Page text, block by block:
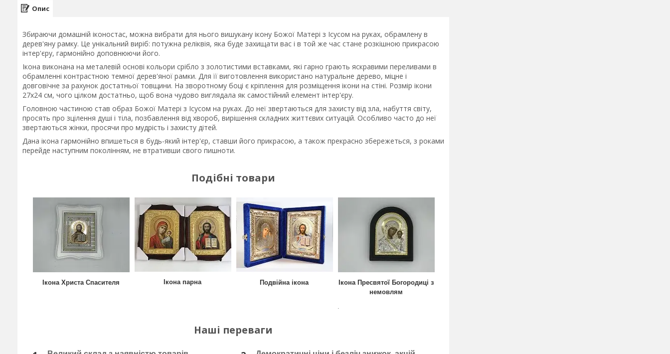
Опис
Збираючи домашній іконостас, можна вибрати для нього вишукану ікону Божої Матері з Ісусом на руках, обрамлену в
дерев'яну рамку. Це унікальний виріб: потужна реліквія, яка буде захищати вас і в той же час стане розкішною прикрасою
інтер'єру, гармонійно доповнюючи його.
Ікона виконана на металевій основі кольори срібло з золотистими вставками, які гарно грають яскравими переливами в
обрамленні контрастною темної дерев'яної рамки. Для її виготовлення використано натуральне дерево, міцне і
довговічне за рахунок достатньої товщини. На зворотному боці є кріплення для розміщення ікони на стіні. Розмір ікони
27х24 см, чого цілком достатньо, щоб вона чудово виглядала як самостійний елемент інтер'єру.
Головною частиною став образ Божої Матері з Ісусом на руках. До неї звертаються для захисту від зла, набуття світу,
просять про зцілення душі і тіла, позбавлення від хвороб, вирішення складних життєвих ситуацій. Особливо часто до неї
звертаються жінки, просячи про мудрість і захисту дітей.
Дана ікона гармонійно впишеться в будь-який інтер'єр, ставши його прикрасою, а також прекрасно збережеться, з роками
перейде наступним поколінням, не втративши свого пишноти.
Подібні товари
Ікона Христа Спасителя Ікона парна Подвійна ікона
Ікона Пресвятої Богородиці з
немовлям
Наші переваги